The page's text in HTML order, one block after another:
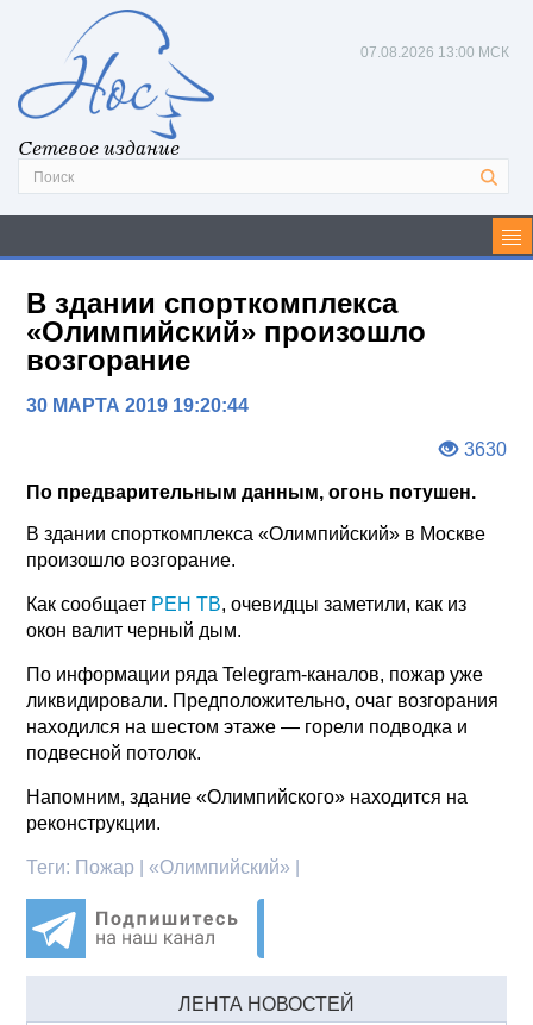
Сетевое издание
07.08.2026 13:00 МСК
В здании спорткомплекса
«Олимпийский» произошло
возгорание
30 МАРТА 2019 19:20:44
3630
По предварительным данным, огонь потушен.
В здании спорткомплекса «Олимпийский» в Москве
произошло возгорание.
Как сообщает РЕН ТВ, очевидцы заметили, как из
окон валит черный дым.
По информации ряда Telegram-каналов, пожар уже
ликвидировали. Предположительно, очаг возгорания
находился на шестом этаже — горели подводка и
подвесной потолок.
Напомним, здание «Олимпийского» находится на
реконструкции.
Теги: Пожар | «Олимпийский» |
ЛЕНТА НОВОСТЕЙ